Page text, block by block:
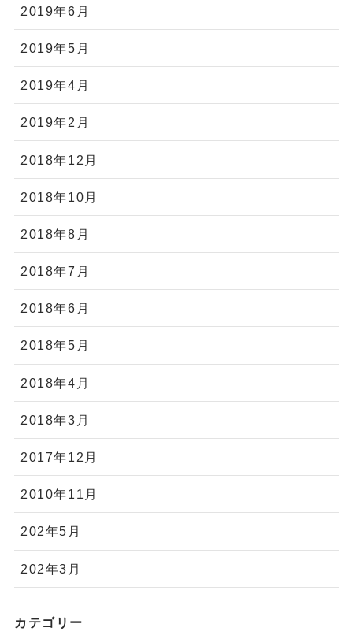
2019年6月
2019年5月
2019年4月
2019年2月
2018年12月
2018年10月
2018年8月
2018年7月
2018年6月
2018年5月
2018年4月
2018年3月
2017年12月
2010年11月
202年5月
202年3月
カテゴリー